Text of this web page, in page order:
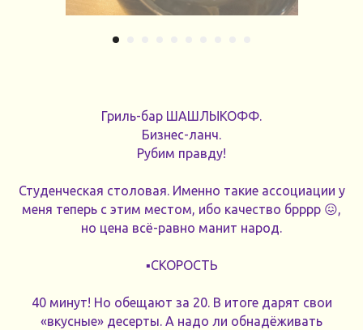
Гриль-бар ШАШЛЫКОФФ.
Бизнес-ланч.
Рубим правду!
Студенческая столовая. Именно такие ассоциации у
меня теперь с этим местом, ибо качество брррр 😖,
но цена всё-равно манит народ.
▪️СКОРОСТЬ
40 минут! Но обещают за 20. В итоге дарят свои
«вкусные» десерты. А надо ли обнадёживать